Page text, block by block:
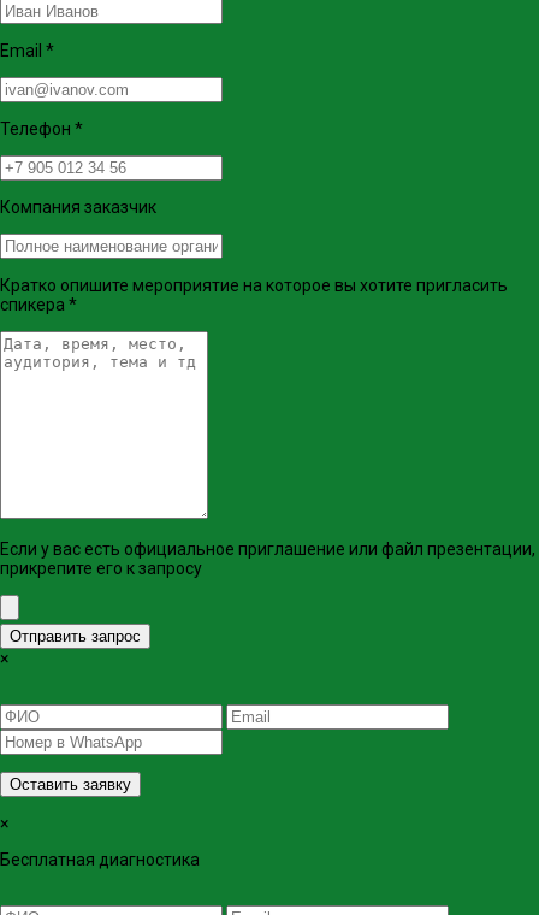
Email *
Телефон *
Компания заказчик
Кратко опишите мероприятие на которое вы хотите пригласить
спикера *
Если у вас есть официальное приглашение или файл презентации,
прикрепите его к запросу
Отправить запрос
×
Оставить заявку
×
Бесплатная диагностика